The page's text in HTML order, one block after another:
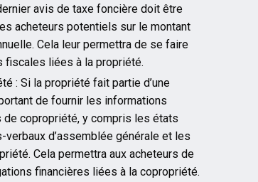
avis de taxe foncière doit être
acheteurs potentiels sur le montant
Cela leur permettra de se faire
fiscales liées à la propriété.
: Si la propriété fait partie d’une
de fournir les informations
de copropriété, y compris les états
d’assemblée générale et les
Cela permettra aux acheteurs de
financières liées à la copropriété.